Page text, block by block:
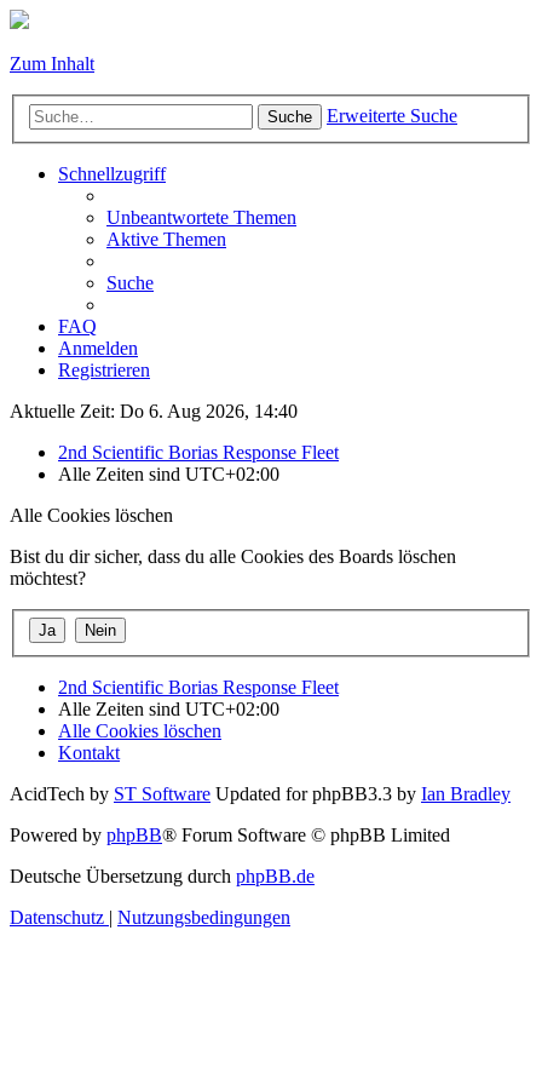
Zum Inhalt
Suche Erweiterte Suche
Schnellzugriff
Unbeantwortete Themen
Aktive Themen
Suche
FAQ
Anmelden
Registrieren
Aktuelle Zeit: Do 6. Aug 2026, 14:40
2nd Scientific Borias Response Fleet
Alle Zeiten sind UTC+02:00
Alle Cookies löschen
Bist du dir sicher, dass du alle Cookies des Boards löschen
möchtest?
2nd Scientific Borias Response Fleet
Alle Zeiten sind UTC+02:00
Alle Cookies löschen
Kontakt
AcidTech by ST Software Updated for phpBB3.3 by Ian Bradley
Powered by phpBB® Forum Software © phpBB Limited
Deutsche Übersetzung durch phpBB.de
Datenschutz | Nutzungsbedingungen